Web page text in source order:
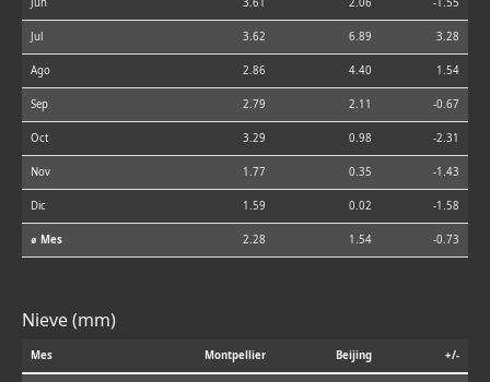
Jun 3.61 2.06 -1.55
Jul 3.62 6.89 3.28
Ago 2.86 4.40 1.54
Sep 2.79 2.11 -0.67
Oct 3.29 0.98 -2.31
Nov 1.77 0.35 -1.43
Dic 1.59 0.02 -1.58
⌀ Mes 2.28 1.54 -0.73
Nieve (mm)
Mes Montpellier Beijing +/-